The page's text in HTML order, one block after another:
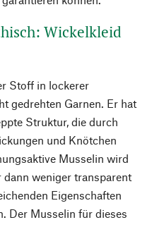
Wickelkleid
Stoff in lockerer
gedrehten Garnen. Er hat
Struktur, die durch
und Knötchen
Musselin wird
dann weniger transparent
Eigenschaften
Der Musselin für dieses